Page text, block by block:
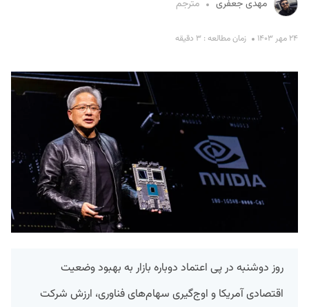
مهدی جعفری مترجم
۲۴ مهر ۱۴۰۳ زمان مطالعه : ۳ دقیقه
روز دوشنبه در پی اعتماد دوباره بازار به بهبود وضعیت
اقتصادی آمریکا و اوج‌گیری سهام‌های فناوری، ارزش شرکت